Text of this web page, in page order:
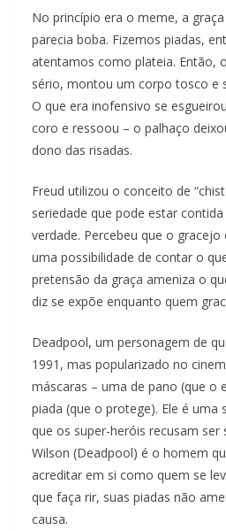
r
a
c
a
t
a
r
i
n
e
n
s
e
a
u
m
c
l
i
q
u
No princípio era o meme, a
parecia boba. Fizemos piadas,
atentamos como plateia. Então,
sério, montou um corpo tosco e
O que era inofensivo se
coro e ressoou – o palhaço
dono das risadas.
Freud utilizou o conceito de
seriedade que pode estar
verdade. Percebeu que o
uma possibilidade de contar o
pretensão da graça ameniza o
diz se expõe enquanto quem
Deadpool, um personagem de
1991, mas popularizado no
máscaras – uma de pano (que o
piada (que o protege). Ele é uma
que os super-heróis recusam ser
Wilson (Deadpool) é o homem
acreditar em si como quem se
que faça rir, suas piadas não
causa.